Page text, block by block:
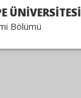
ÜNİVERSİTESİ
Bölümü